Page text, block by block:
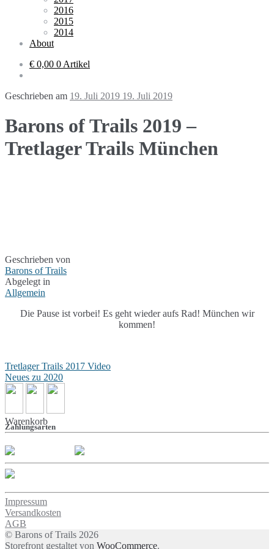
2016
2015
2014
About
€ 0,00 0 Artikel
Geschrieben am 19. Juli 2019 19. Juli 2019
Barons of Trails 2019 –
Tretlager Trails München
Geschrieben von
Barons of Trails
Abgelegt in
Allgemein
Die Pause ist vorbei! Es geht wieder aufs Rad! München wir
kommen!
Beitragsnavigation
Tretlager Trails 2017 Video
Neues zu 2020
Warenkorb
Zahlungsarten
Impressum
Versandkosten
AGB
© Barons of Trails 2026
Storefront gestaltet von WooCommerce.